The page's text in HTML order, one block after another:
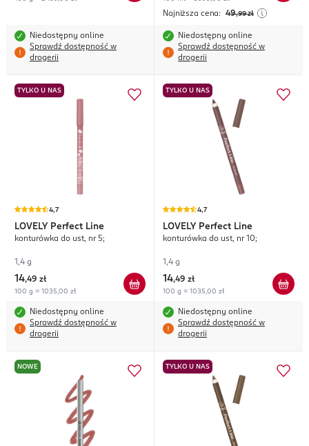
Niedostępny online
Sprawdź dostępność w
drogerii
Najniższa cena: 49,99 zł
Niedostępny online
Sprawdź dostępność w
drogerii
TYLKO U NAS
4,7
LOVELY Perfect Line
konturówka do ust, nr 5;
1,4 g
14,49 zł
100 g = 1035,00 zł
Niedostępny online
Sprawdź dostępność w
drogerii
TYLKO U NAS
4,7
LOVELY Perfect Line
konturówka do ust, nr 10;
1,4 g
14,49 zł
100 g = 1035,00 zł
Niedostępny online
Sprawdź dostępność w
drogerii
NOWE TYLKO U NAS